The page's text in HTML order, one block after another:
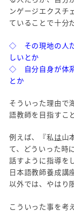
ンゲージエクスチ
ていることで十分
◇ その現地の人た
しいとか
◇ 自分自身が体系
とか
そういった理由で
語教師を目指すこ
例えば、『私は山
て、どういった時
話すように指導を
日本語教師養成講
以外では、やはり
こういった事を考